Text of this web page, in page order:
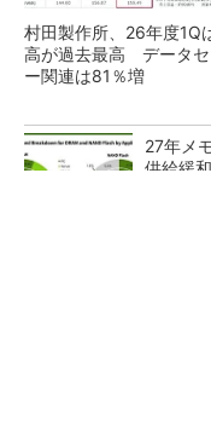
村田製作所、26年度1Q
高が過去最高 データセ
ー関連は81％増
27年メ
供給緩